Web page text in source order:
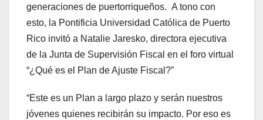
generaciones de puertorriqueños. A tono con
esto, la Pontificia Universidad Católica de Puerto
Rico invitó a Natalie Jaresko, directora ejecutiva
de la Junta de Supervisión Fiscal en el foro virtual
“¿Qué es el Plan de Ajuste Fiscal?”
“Este es un Plan a largo plazo y serán nuestros
jóvenes quienes recibirán su impacto. Por eso es